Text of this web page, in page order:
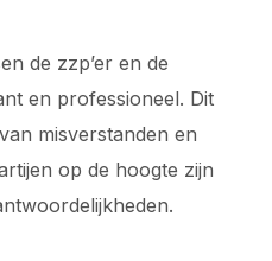
de zzp’er en de
en professioneel. Dit
misverstanden en
op de hoogte zijn